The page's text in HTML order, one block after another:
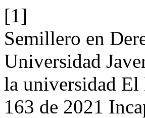
[1]
Semillero en
Universidad
la universidad El
163 de 2021